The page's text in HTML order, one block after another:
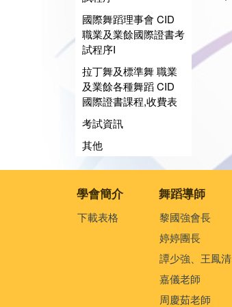
國際舞蹈理事會 CID
職業及業餘國際證書考
試程序I
拉丁舞及標準舞 職業
及業餘各種舞蹈 CID
國際證書課程,收費表
考試資訊
其他
學會簡介 舞蹈導師
下載表格
黎國強會長
婷婷團長
譚少強、王鳳清
嘉儀老師
周慶茹老師